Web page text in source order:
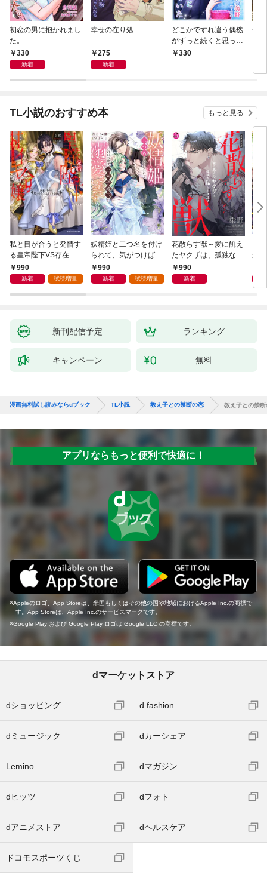
初恋の男に抱かれまし
た。
330
新着
幸せの在り処
275
新着
どこかですれ違う偶然
がずっと続くと思って
いた330
チ
TL小説のおすすめ本 もっと見る
私と目が合うと発情す
る皇帝陛下VS存在感
ゼロの甘イキ令嬢 両
想いなのに見つめ合う
エディション】
990
新着 試読増量
妖精姫と二つ名を付け
られて、気がつけば王
太子殿下に溺愛されて
います【dエディショ
990
新着 試読増量
花散らす獣～愛に飢え
たヤクザは、孤独な私
をかき乱す～
990
新着
が
誘
新刊配信予定 ランキング
キャンペーン 無料
漫画無料試し読みならdブック TL小説 教え子との禁断の恋 教え子との禁断
アプリならもっと便利で快適に！
Appleのロゴ、App Storeは、米国もしくはその他の国や地域におけるApple Inc.の商標で
す。App Storeは、Apple Inc.のサービスマークです。
Google Play および Google Play ロゴは Google LLC の商標です。
dマーケットストア
dショッピング d fashion
dミュージック dカーシェア
Lemino dマガジン
dヒッツ dフォト
dアニメストア dヘルスケア
ドコモスポーツくじ